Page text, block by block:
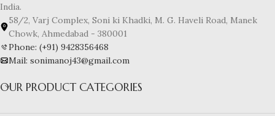
India.
58/2, Varj Complex, Soni ki Khadki, M. G. Haveli Road, Manek
Chowk, Ahmedabad - 380001
Phone: (+91) 9428356468
Mail: sonimanoj43@gmail.com
OUR PRODUCT CATEGORIES